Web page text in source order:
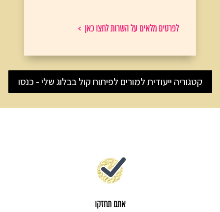
לפרטים מלאים על השרות לחצו כאן >
קטגוריה ייעודית למורים לפיתוח קול בבלוג שלי - כנסו
אתם תחזקו